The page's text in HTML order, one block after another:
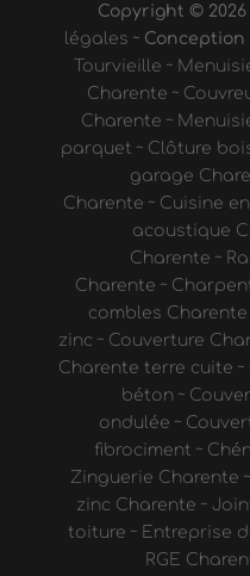
Copyright © 2026
légales ~ Conception
Tourvieille ~
Charente ~
Charente ~
parquet ~ Clôture
garage
Charente ~ Cuisine
acoustique
Charente ~
Charente ~
combles Charente
zinc ~ Couverture
Charente terre cuite ~
béton ~
ondulée ~
fibrociment ~
Zinguerie Charente ~
zinc Charente ~
toiture ~ Entreprise
RGE